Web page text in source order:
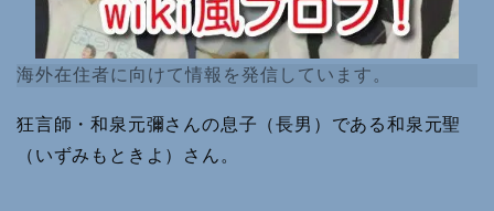
海外在住者に向けて情報を発信しています。
狂言師・和泉元彌さんの息子（長男）である和泉元聖
（いずみもときよ）さん。